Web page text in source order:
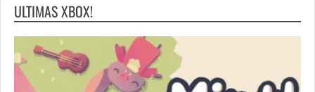
ULTIMAS XBOX!